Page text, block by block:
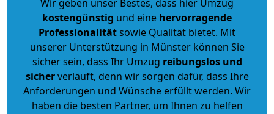
Wir geben unser Bestes, dass hier Umzug
kostengünstig und eine hervorragende
Professionalitätsowie Qualität bietet. Mit
unserer Unterstützung in Münster können Sie
sicher sein, dass Ihr Umzug reibungslos und
sicherverläuft, denn wir sorgen dafür, dass Ihre
Anforderungen und Wünsche erfüllt werden. Wir
haben die besten Partner, um Ihnen zu helfen